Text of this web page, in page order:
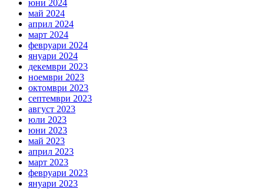
юни 2024
май 2024
април 2024
март 2024
февруари 2024
януари 2024
декември 2023
ноември 2023
октомври 2023
септември 2023
август 2023
юли 2023
юни 2023
май 2023
април 2023
март 2023
февруари 2023
януари 2023